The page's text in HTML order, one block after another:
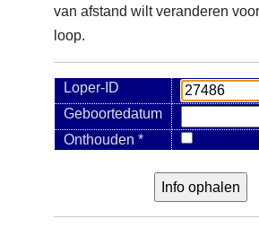
van afstand wilt veranderen
loop.
Loper-ID
Geboortedatum
Onthouden *